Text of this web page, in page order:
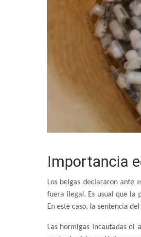
Importancia
Los belgas declararon ante
fuera ilegal. Es usual que la
En este caso, la sentencia
Las hormigas incautadas el